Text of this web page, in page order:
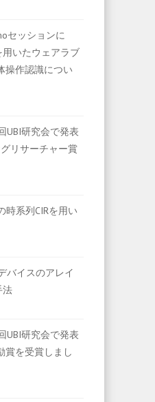
セッションに
いたウェアラブ
操作認識につい
UBI研究会で発表
リサーチャー賞
時系列CIRを用い
バイスのアレイ
法
UBI研究会で発表
賞を受賞しまし